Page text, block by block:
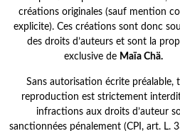
créations originales (sauf mention
explicite). Ces créations sont donc
des droits d’auteurs et sont la
exclusive de Maïa Chä.
Sans autorisation écrite préalable,
reproduction est strictement
infractions aux droits d’auteur
sanctionnées pénalement (CPI, art. L.